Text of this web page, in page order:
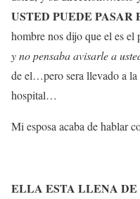
USTED PUEDE PASAR
hombre nos dijo que el es el
y no pensaba avisarle a
de el…pero sera llevado a la
hospital…
Mi esposa acaba de hablar
ELLA ESTA LLENA DE